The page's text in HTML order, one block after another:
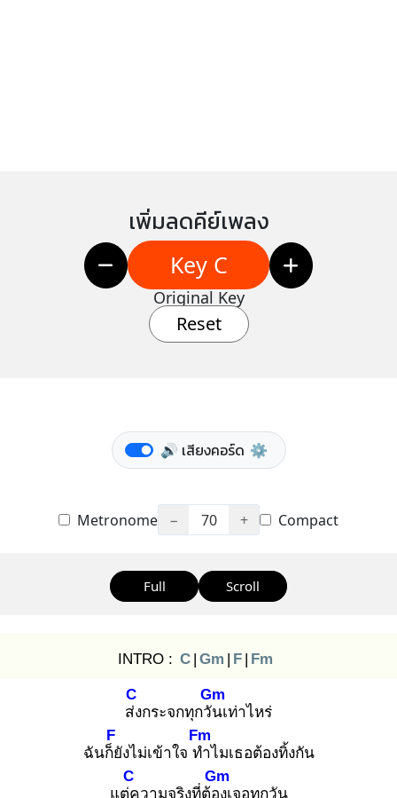
เพิ่มลดคีย์เพลง
Key C
Original Key
Reset
🔊 เสียงคอร์ด ⚙️
Metronome − 70 + Compact
Full Scroll
INTRO : C | Gm | F | Fm
ส่ง
C
กระจกทุกวัน
Gm
เท่าไหร่
ฉันก็ยั
F
งไม่เข้าใจ ทำ
Fm
ไมเธอต้องทิ้งกัน
แต่ค
C
วามจริงที่ต้อง
Gm
เจอทุกวัน